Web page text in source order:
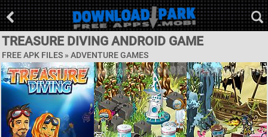
TREASURE DIVING ANDROID GAME
FREE APK FILES » ADVENTURE GAMES